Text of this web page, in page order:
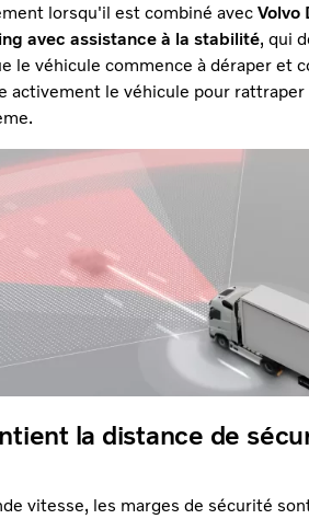
lorsqu'il est combiné avec Volvo
avec assistance à la stabilité, qui
le véhicule commence à déraper et
activement le véhicule pour rattraper
la distance de
vitesse, les marges de sécurité